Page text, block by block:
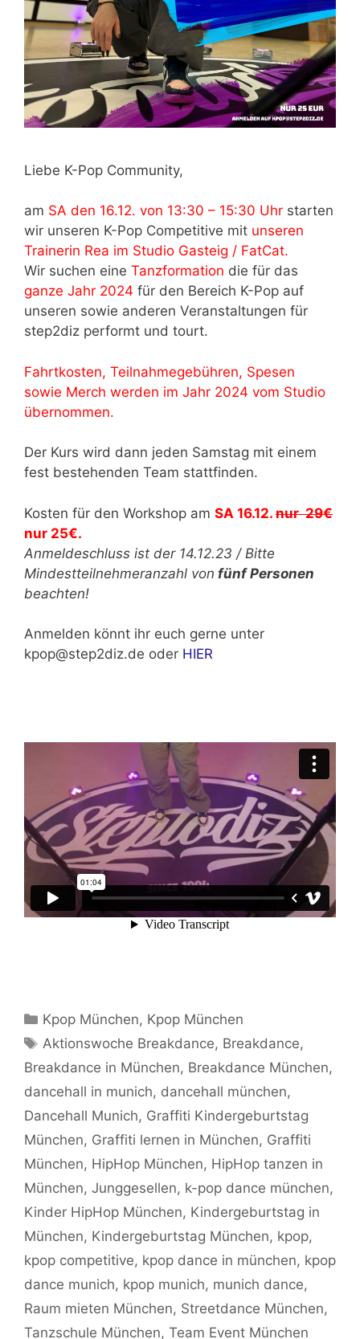
Liebe K-Pop Community,
am SA den 16.12. von 13:30 – 15:30 Uhr starten
wir unseren K-Pop Competitive mit unseren
Trainerin Rea im Studio Gasteig / FatCat.
Wir suchen eine Tanzformation die für das
ganze Jahr 2024 für den Bereich K-Pop auf
unseren sowie anderen Veranstaltungen für
step2diz performt und tourt.
Fahrtkosten, Teilnahmegebühren, Spesen
sowie Merch werden im Jahr 2024 vom Studio
übernommen.
Der Kurs wird dann jeden Samstag mit einem
fest bestehenden Team stattfinden.
Kosten für den Workshop am SA 16.12. nur 29€
nur 25€.
Anmeldeschluss ist der 14.12.23 / Bitte
Mindestteilnehmeranzahl von fünf Personen
beachten!
Anmelden könnt ihr euch gerne unter
kpop@step2diz.de oder HIER
Kategorien
Kpop München, Kpop München
Schlagwörter
Aktionswoche Breakdance, Breakdance,
Breakdance in München, Breakdance München,
dancehall in munich, dancehall münchen,
Dancehall Munich, Graffiti Kindergeburtstag
München, Graffiti lernen in München, Graffiti
München, HipHop München, HipHop tanzen in
München, Junggesellen, k-pop dance münchen,
Kinder HipHop München, Kindergeburtstag in
München, Kindergeburtstag München, kpop,
kpop competitive, kpop dance in münchen, kpop
dance munich, kpop munich, munich dance,
Raum mieten München, Streetdance München,
Tanzschule München, Team Event München